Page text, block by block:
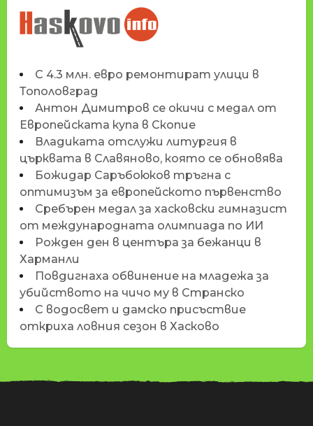
НОВИНИТЕ НА
HASKOVO.INFO
С 4.3 млн. евро ремонтират улици в
Тополовград
Антон Димитров се окичи с медал от
Европейската купа в Скопие
Владиката отслужи литургия в
църквата в Славяново, която се обновява
Божидар Саръбоюков тръгна с
оптимизъм за европейското първенство
Сребърен медал за хасковски гимназист
от международната олимпиада по ИИ
Рожден ден в центъра за бежанци в
Харманли
Повдигнаха обвинение на младежа за
убийството на чичо му в Странско
С водосвет и дамско присъствие
откриха ловния сезон в Хасково